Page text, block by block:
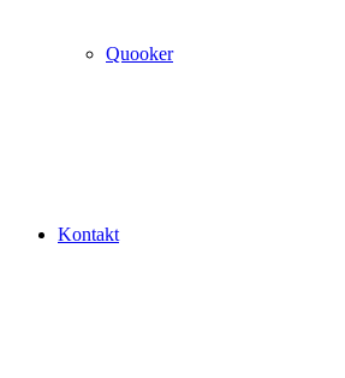
Quooker
Kontakt